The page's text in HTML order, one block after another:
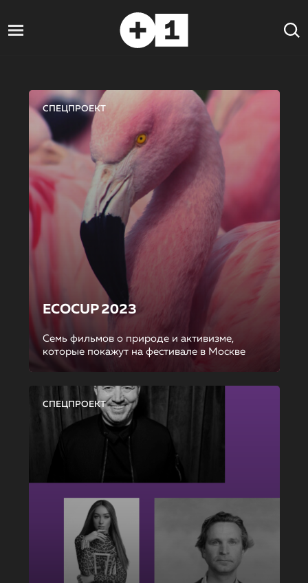
СПЕЦПРОЕКТ
ECOCUP 2023
Семь фильмов о природе и активизме,
которые покажут на фестивале в Москве
СПЕЦПРОЕКТ